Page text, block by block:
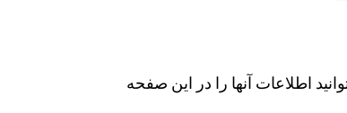
اطلاعات آنها را در این صفحه